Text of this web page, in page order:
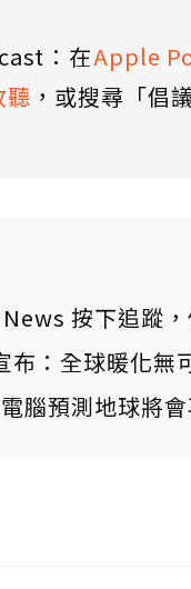
：在Apple
，或搜尋「倡
按下追蹤，
布：全球暖化無
腦預測地球將會